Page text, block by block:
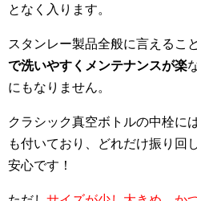
となく入ります。
スタンレー製品全般に言えるこ
で洗いやすくメンテナンスが楽
にもなりません。
クラシック真空ボトルの中栓に
も付いており、どれだけ振り回
安心です！